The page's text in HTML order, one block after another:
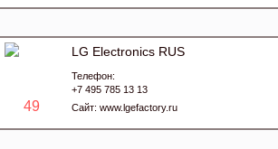
49
LG Electronics RUS
Телефон:
+7 495 785 13 13
Сайт: www.lgefactory.ru